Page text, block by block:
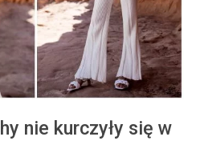
nie kurczyły się w